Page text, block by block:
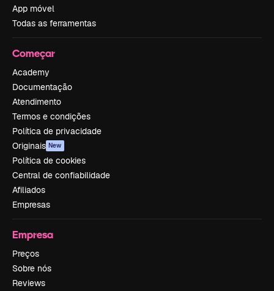
App móvel
Todas as ferramentas
Começar
Academy
Documentação
Atendimento
Termos e condições
Política de privacidade
Originais New
Política de cookies
Central de confiabilidade
Afiliados
Empresas
Empresa
Preços
Sobre nós
Reviews